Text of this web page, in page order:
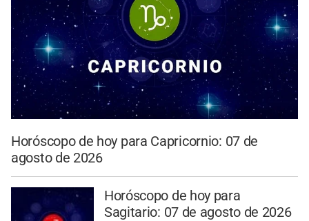
Horóscopo de hoy para Capricornio: 07 de
agosto de 2026
Horóscopo de hoy para
Sagitario: 07 de agosto de 2026